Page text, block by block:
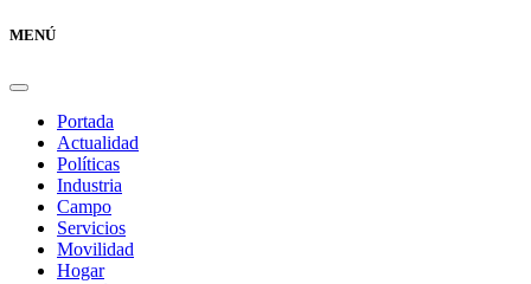
MENÚ
Portada
Actualidad
Políticas
Industria
Campo
Servicios
Movilidad
Hogar